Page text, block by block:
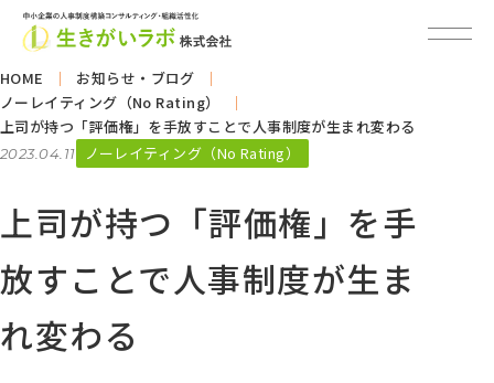
HOME
お知らせ・ブログ
ノーレイティング（No Rating）
上司が持つ「評価権」を手放すことで人事制度が生まれ変わる
2023.04.11 ノーレイティング（No Rating）
上司が持つ「評価権」を手
放すことで人事制度が生ま
れ変わる